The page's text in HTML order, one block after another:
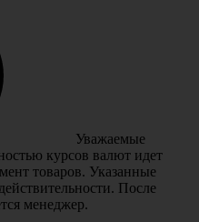
Уважаемые
курсов валют идет
товаров. Указанные
После
менеджер.